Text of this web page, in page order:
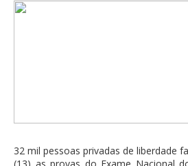
32 mil pessoas privadas de liberdade